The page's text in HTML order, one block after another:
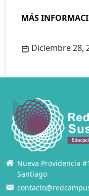
MÁS
Diciembre 28,
Nueva Providencia
Santiago